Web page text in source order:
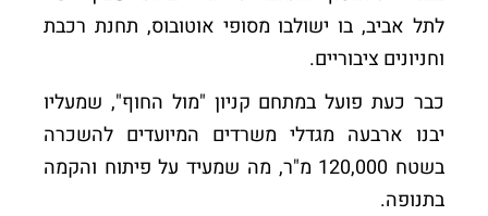
לתל אביב, בו ישולבו מסופי אוטובוס, תחנת רכבת
וחניונים ציבוריים.
כבר כעת פועל במתחם קניון "מול החוף", שמעליו
יבנו ארבעה מגדלי משרדים המיועדים להשכרה
בשטח 120,000 מ"ר, מה שמעיד על פיתוח והקמה
בתנופה.